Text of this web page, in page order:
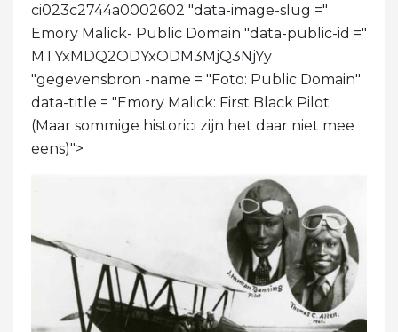
ci023c2744a0002602 "data-image-slug ="
Emory Malick- Public Domain "data-public-id ="
MTYxMDQ2ODYxODM3MjQ3NjYy
"gegevensbron -name = "Foto: Public Domain"
data-title = "Emory Malick: First Black Pilot
(Maar sommige historici zijn het daar niet mee
eens)">